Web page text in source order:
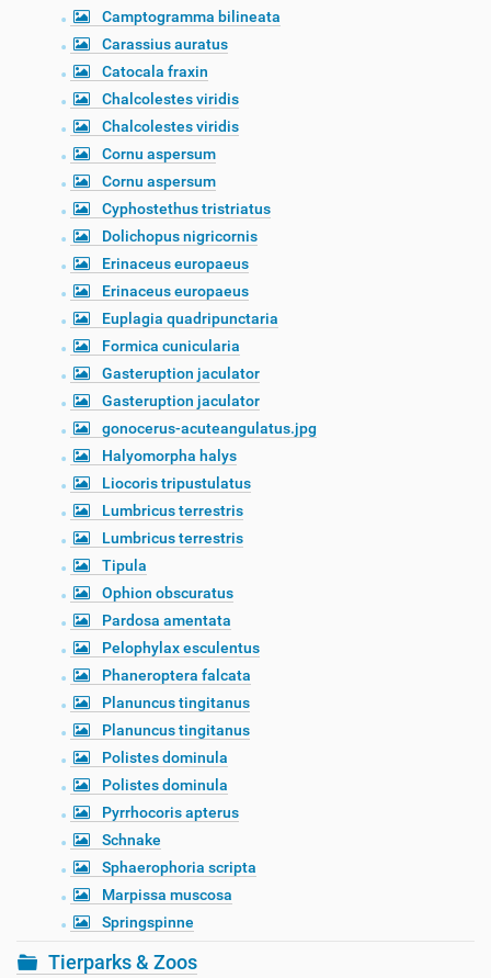
Camptogramma bilineata
Carassius auratus
Catocala fraxin
Chalcolestes viridis
Chalcolestes viridis
Cornu aspersum
Cornu aspersum
Cyphostethus tristriatus
Dolichopus nigricornis
Erinaceus europaeus
Erinaceus europaeus
Euplagia quadripunctaria
Formica cunicularia
Gasteruption jaculator
Gasteruption jaculator
gonocerus-acuteangulatus.jpg
Halyomorpha halys
Liocoris tripustulatus
Lumbricus terrestris
Lumbricus terrestris
Tipula
Ophion obscuratus
Pardosa amentata
Pelophylax esculentus
Phaneroptera falcata
Planuncus tingitanus
Planuncus tingitanus
Polistes dominula
Polistes dominula
Pyrrhocoris apterus
Schnake
Sphaerophoria scripta
Marpissa muscosa
Springspinne
Tierparks & Zoos